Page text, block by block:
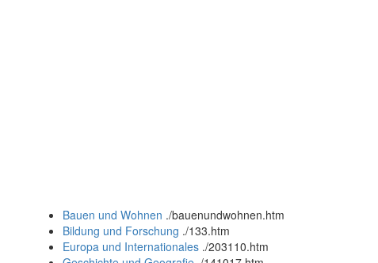
Bauen und Wohnen ./bauenundwohnen.htm
Bildung und Forschung ./133.htm
Europa und Internationales ./203110.htm